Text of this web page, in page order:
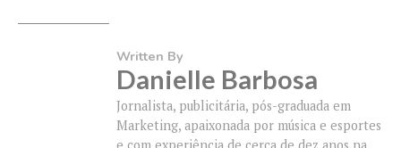
Written By
Danielle Barbosa
Jornalista, publicitária, pós-graduada em
Marketing, apaixonada por música e esportes